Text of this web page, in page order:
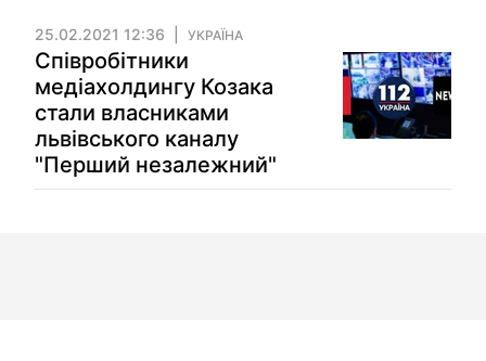
25.02.2021 12:36 УКРАЇНА
Співробітники
медіахолдингу Козака
стали власниками
львівського каналу
"Перший незалежний"